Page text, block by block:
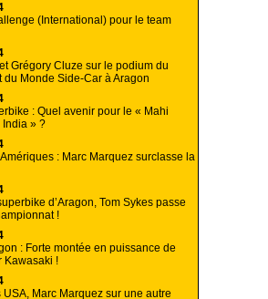
(International) pour le team
Grégory Cluze sur le podium du
du Monde Side-Car à Aragon
: Quel avenir pour le « Mahi
India » ?
: Marc Marquez surclasse la
d’Aragon, Tom Sykes passe
!
: Forte montée en puissance de
Kawasaki !
USA, Marc Marquez sur une autre